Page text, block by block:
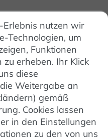
Erlebnis nutzen wir
Technologien, um
Funktionen
erheben. Ihr Klick
diese
Weitergabe an
gemäß
Cookies lassen
in den Einstellungen
zu den von uns